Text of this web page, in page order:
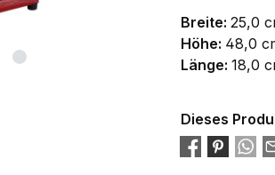
Breite: 25,0
Höhe: 48,0
Länge: 18,0
Dieses